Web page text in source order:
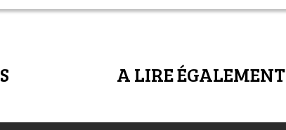
A LIRE ÉGALEMENT